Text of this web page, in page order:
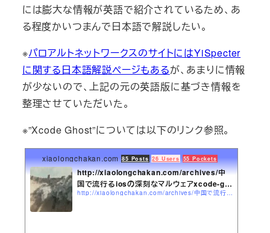
には膨大な情報が英語で紹介されているため、あ
る程度かいつまんで日本語で解説したい。
※パロアルトネットワークスのサイトにはYiSpecter
に関する日本語解説ページもあるが、あまりに情報
が少ないので、上記の元の英語版に基づき情報を
整理させていただいた。
※”Xcode Ghost”については以下のリンク参照。
xiaolongchakan.com 85 Posts 26 Users 55 Pockets
http://xiaolongchakan.com/archives/中
国で流行るiosの深刻なマルウェアxcode-gh
o...